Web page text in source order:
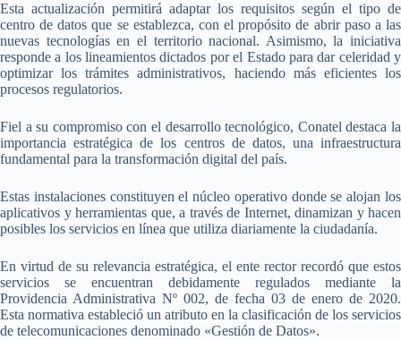
Esta actualización permitirá adaptar los requisitos según el tipo de
centro de datos que se establezca, con el propósito de abrir paso a las
nuevas tecnologías en el territorio nacional. Asimismo, la iniciativa
responde a los lineamientos dictados por el Estado para dar celeridad y
optimizar los trámites administrativos, haciendo más eficientes los
procesos regulatorios.
Fiel a su compromiso con el desarrollo tecnológico, Conatel destaca la
importancia estratégica de los centros de datos, una infraestructura
fundamental para la transformación digital del país.
Estas instalaciones constituyen el núcleo operativo donde se alojan los
aplicativos y herramientas que, a través de Internet, dinamizan y hacen
posibles los servicios en línea que utiliza diariamente la ciudadanía.
En virtud de su relevancia estratégica, el ente rector recordó que estos
servicios se encuentran debidamente regulados mediante la
Providencia Administrativa Nº 002, de fecha 03 de enero de 2020.
Esta normativa estableció un atributo en la clasificación de los servicios
de telecomunicaciones denominado «Gestión de Datos».